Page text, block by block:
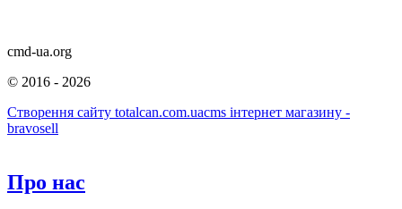
cmd-ua.org
© 2016 - 2026
Створення сайту totalcan.com.uacms інтернет магазину -
bravosell
Про нас